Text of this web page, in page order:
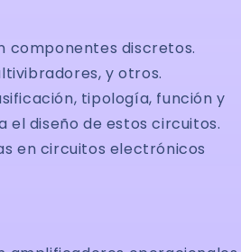
componentes discretos.
y otros.
tipología, función y
diseño de estos circuitos.
en circuitos electrónicos